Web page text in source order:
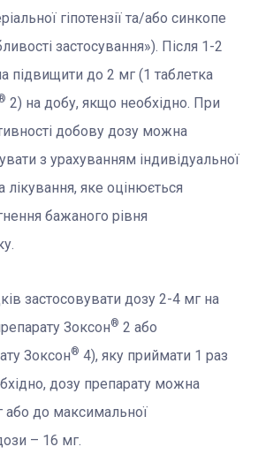
гіпотензії та/або синкопе
застосування»). Після 1-2
підвищити до 2 мг (1 таблетка
2) на добу, якщо необхідно. При
добову дозу можна
з урахуванням індивідуальної
лікування, яке оцінюється
бажаного рівня
застосовувати дозу 2-4 мг на
Зоксон® 2 або
Зоксон® 4), яку приймати 1 раз
дозу препарату можна
або до максимальної
– 16 мг.